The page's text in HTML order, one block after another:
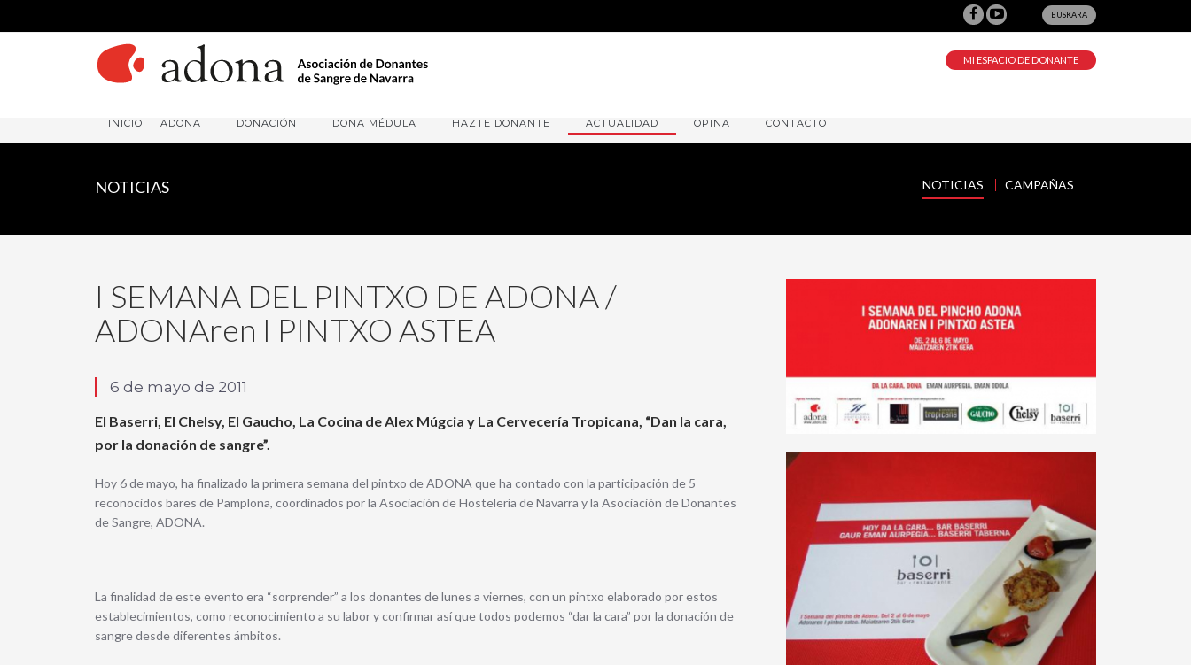
EUSKARA
MI ESPACIO DE DONANTE
INICIO ADONA DONACIÓN DONA MÉDULA HAZTE DONANTE ACTUALIDAD OPINA CONTACTO
NOTICIAS NOTICIAS CAMPAÑAS
I SEMANA DEL PINTXO DE ADONA /
ADONAren I PINTXO ASTEA
6 de mayo de 2011
El Baserri, El Chelsy, El Gaucho, La Cocina de Alex Múgcia y La Cervecería Tropicana, “Dan la cara,
por la donación de sangre”.
Hoy 6 de mayo, ha finalizado la primera semana del pintxo de ADONA que ha contado con la participación de 5
reconocidos bares de Pamplona, coordinados por la Asociación de Hostelería de Navarra y la Asociación de Donantes
de Sangre, ADONA.
La finalidad de este evento era “sorprender” a los donantes de lunes a viernes, con un pintxo elaborado por estos
establecimientos, como reconocimiento a su labor y confirmar así que todos podemos “dar la cara” por la donación de
sangre desde diferentes ámbitos.